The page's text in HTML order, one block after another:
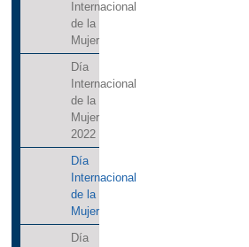
Internacional
de la
Mujer
Día
Internacional
de la
Mujer
2022
Día
Internacional
de la
Mujer
Día